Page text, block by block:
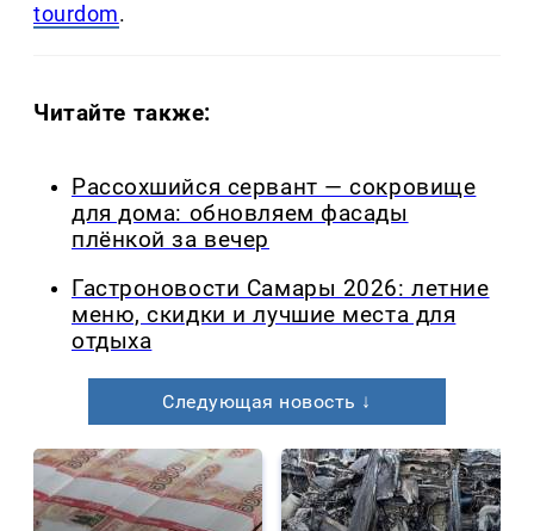
tourdom.
Читайте также:
Рассохшийся сервант — сокровище
для дома: обновляем фасады
плёнкой за вечер
Гастроновости Самары 2026: летние
меню, скидки и лучшие места для
отдыха
Следующая новость ↓